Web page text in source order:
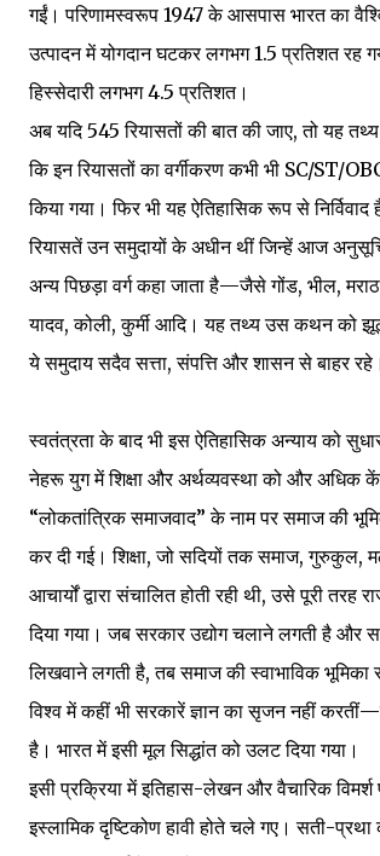
गईं। परिणामस्वरूप 1947 के आसपास भारत का
उत्पादन में योगदान घटकर लगभग 1.5 प्रतिशत रह
हिस्सेदारी लगभग 4.5 प्रतिशत।
अब यदि 545 रियासतों की बात की जाए, तो यह
कि इन रियासतों का वर्गीकरण कभी भी SC/ST/
किया गया। फिर भी यह ऐतिहासिक रूप से
रियासतें उन समुदायों के अधीन थीं जिन्हें आज
अन्य पिछड़ा वर्ग कहा जाता है—जैसे गोंड, भील,
यादव, कोली, कुर्मी आदि। यह तथ्य उस कथन को
ये समुदाय सदैव सत्ता, संपत्ति और शासन से बाहर रहे।
स्वतंत्रता के बाद भी इस ऐतिहासिक अन्याय को
नेहरू युग में शिक्षा और अर्थव्यवस्था को और अधिक
“लोकतांत्रिक समाजवाद” के नाम पर समाज की
कर दी गई। शिक्षा, जो सदियों तक समाज,
आचार्यों द्वारा संचालित होती रही थी, उसे पूरी तरह
दिया गया। जब सरकार उद्योग चलाने लगती है और
लिखवाने लगती है, तब समाज की स्वाभाविक भूमिका
विश्व में कहीं भी सरकारें ज्ञान का सृजन नहीं
है। भारत में इसी मूल सिद्धांत को उलट दिया गया।
इसी प्रक्रिया में इतिहास-लेखन और वैचारिक
इस्लामिक दृष्टिकोण हावी होते चले गए। सती-प्रथा